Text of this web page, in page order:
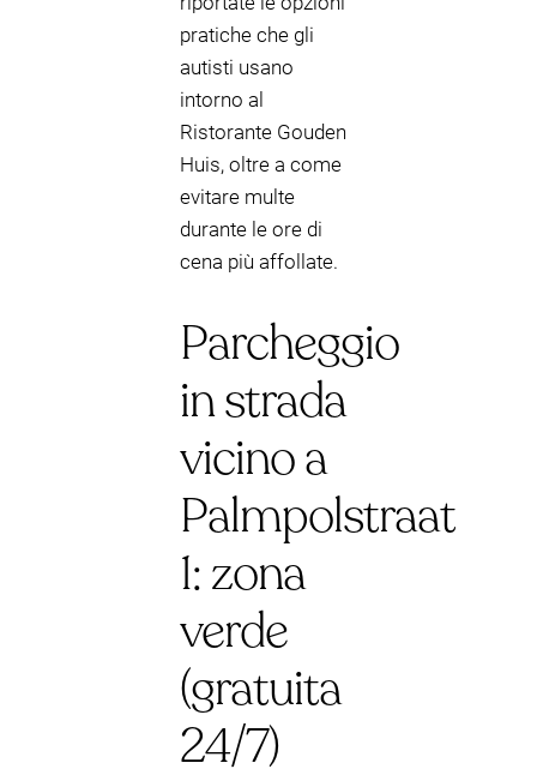
pratiche che gli
autisti usano
intorno al
Ristorante Gouden
Huis, oltre a come
evitare multe
durante le ore di
cena più affollate.
Parcheggio
in strada
vicino a
Palmpolstraat
1: zona
verde
(gratuita
24/7)